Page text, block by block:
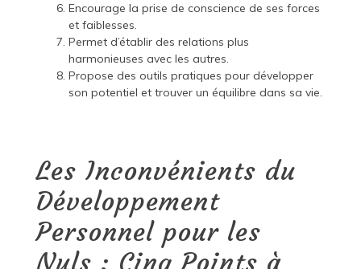
Encourage la prise de conscience de ses forces
et faiblesses.
Permet d’établir des relations plus
harmonieuses avec les autres.
Propose des outils pratiques pour développer
son potentiel et trouver un équilibre dans sa vie.
Les Inconvénients du
Développement
Personnel pour les